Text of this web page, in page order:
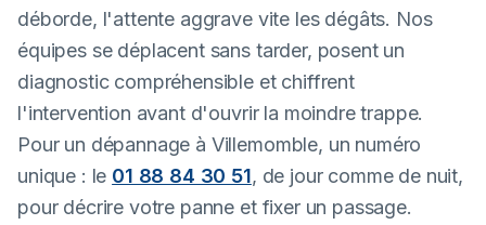
déborde, l'attente aggrave vite les dégâts. Nos
équipes se déplacent sans tarder, posent un
diagnostic compréhensible et chiffrent
l'intervention avant d'ouvrir la moindre trappe.
Pour un dépannage à Villemomble, un numéro
unique : le 01 88 84 30 51, de jour comme de nuit,
pour décrire votre panne et fixer un passage.